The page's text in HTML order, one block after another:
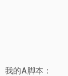
我的A脚本：